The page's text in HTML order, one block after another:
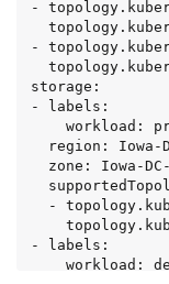
-
-
storage:
- labels:
- labels: